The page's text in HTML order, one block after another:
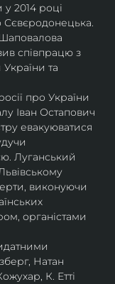
у 2014 році
Сєвєродонецька.
співпрацю з
та
про України
Іван Остапович
евакуюватися
Луганський
виконуючи
органістами
Натан
К. Етті